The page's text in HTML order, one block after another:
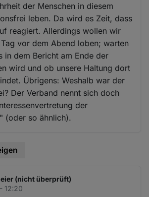
der Menschen in diesem
leben. Da wird es Zeit, dass
reagiert. Allerdings wollen wir
vor dem Abend loben; warten
in dem Bericht am Ende der
wird und ob unsere Haltung dort
Übrigens: Weshalb war der
Der Verband nennt sich doch
der
(oder so ähnlich).
(nicht überprüft)
12:20